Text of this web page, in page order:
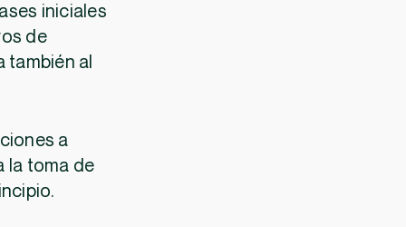
iniciales
de
también al
a
la toma de